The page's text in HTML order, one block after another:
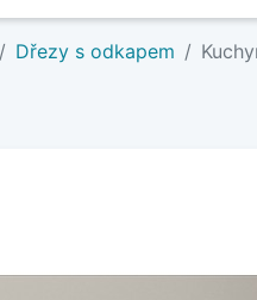
Dřezy s odkapem